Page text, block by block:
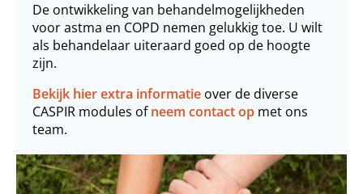
De ontwikkeling van behandelmogelijkheden
voor astma en COPD nemen gelukkig toe. U wilt
als behandelaar uiteraard goed op de hoogte
zijn.
Bekijk hier extra informatie over de diverse
CASPIR modules ofneem contact op met ons
team.